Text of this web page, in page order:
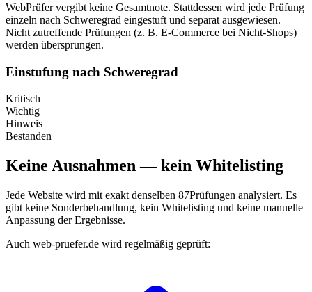
WebPrüfer vergibt keine Gesamtnote. Stattdessen wird jede Prüfung
einzeln nach Schweregrad eingestuft und separat ausgewiesen.
Nicht zutreffende Prüfungen (z. B. E-Commerce bei Nicht-Shops)
werden übersprungen.
Einstufung nach Schweregrad
Kritisch
Wichtig
Hinweis
Bestanden
Keine Ausnahmen — kein Whitelisting
Jede Website wird mit exakt denselben 87Prüfungen analysiert. Es
gibt keine Sonderbehandlung, kein Whitelisting und keine manuelle
Anpassung der Ergebnisse.
Auch web-pruefer.de wird regelmäßig geprüft: